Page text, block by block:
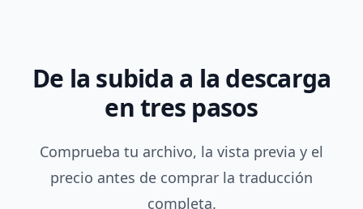
De la subida a la descarga
en tres pasos
Comprueba tu archivo, la vista previa y el
precio antes de comprar la traducción
completa.